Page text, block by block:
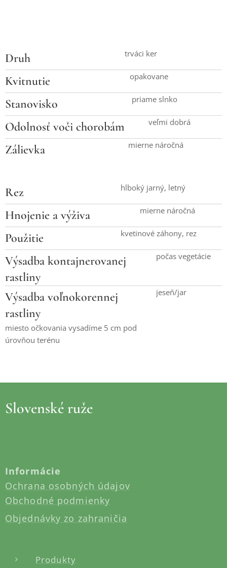
Druh trváci ker
Kvitnutie opakovane
Stanovisko priame slnko
Odolnosť voči chorobám veľmi dobrá
Zálievka mierne náročná
Rez hlboký jarný, letný
Hnojenie a výživa mierne náročná
Použitie kvetinové záhony, rez
Výsadba kontajnerovanej
rastliny
počas vegetácie
Výsadba voľnokorennej
rastliny
miesto očkovania vysadíme 5 cm pod
úrovňou terénu
jeseň/jar
Slovenské ruže
Informácie
Ochrana osobných údajov
Obchodné podmienky
Objednávky zo zahraničia
Produkty